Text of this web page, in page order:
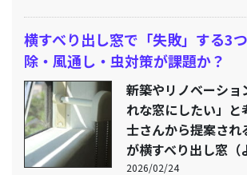
横すべり出し窓で「失敗」する3
除・風通し・虫対策が課題か？
新築やリノベーショ
れな窓にしたい」と
士さんから提案され
が横すべり出し窓
2026/02/24